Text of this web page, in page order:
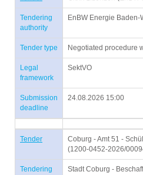
Tendering
authority
EnBW Energie Baden-
Tender type Negotiated procedure
Legal
framework
SektVO
Submission
deadline
24.08.2026 15:00
Tender
Coburg - Amt 51 -
(1200-0452-2026/
Tendering
Stadt Coburg -